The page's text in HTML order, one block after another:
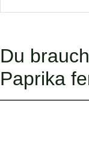
Du
Paprika